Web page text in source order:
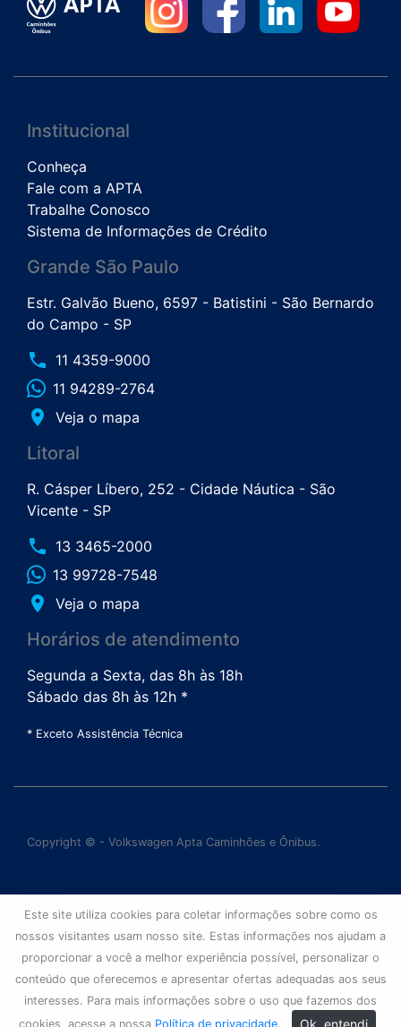
Institucional
Conheça
Fale com a APTA
Trabalhe Conosco
Sistema de Informações de Crédito
Grande São Paulo
Estr. Galvão Bueno, 6597 - Batistini - São Bernardo
do Campo - SP
phone 11 4359-9000
11 94289-2764
place Veja o mapa
Litoral
R. Cásper Líbero, 252 - Cidade Náutica - São
Vicente - SP
phone 13 3465-2000
13 99728-7548
place Veja o mapa
Horários de atendimento
Segunda a Sexta, das 8h às 18h
Sábado das 8h às 12h *
* Exceto Assistência Técnica
Copyright © - Volkswagen Apta Caminhões e Ônibus.
Este site utiliza cookies para coletar informações sobre como os
nossos visitantes usam nosso site. Estas informações nos ajudam a
proporcionar a você a melhor experiência possível, personalizar o
conteúdo que oferecemos e apresentar ofertas adequadas aos seus
interesses. Para mais informações sobre o uso que fazemos dos
cookies, acesse a nossa Política de privacidade. Ok, entendi